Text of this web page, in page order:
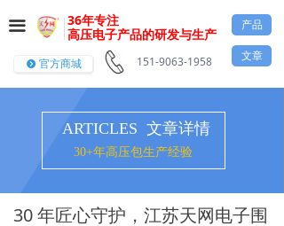
36年专注
高压电子产品的研发与生产
끀 产品
文章
뀹 官方商城 151-9063-1958
30 年匠心守护，江苏天网电子围
ARTICLES 文章详情
30+年高压包生产经验